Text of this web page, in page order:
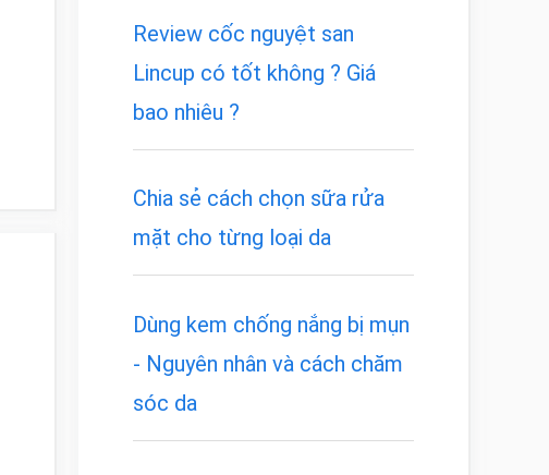
Review cốc nguyệt san
Lincup có tốt không ? Giá
bao nhiêu ?
Chia sẻ cách chọn sữa rửa
mặt cho từng loại da
Dùng kem chống nắng bị mụn
- Nguyên nhân và cách chăm
sóc da